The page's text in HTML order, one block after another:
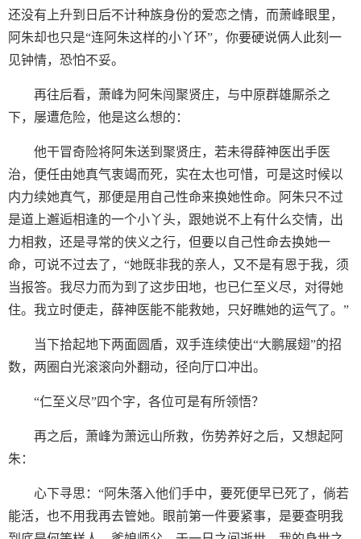
还没有上升到日后不计种族身份的爱恋之情，而萧峰眼里，
阿朱却也只是“连阿朱这样的小丫环”，你要硬说俩人此刻一
见钟情，恐怕不妥。
再往后看，萧峰为阿朱闯聚贤庄，与中原群雄厮杀之
下，屡遭危险，他是这么想的：
他干冒奇险将阿朱送到聚贤庄，若未得薛神医出手医
治，便任由她真气衷竭而死，实在太也可惜，可是这时候以
内力续她真气，那便是用自己性命来换她性命。阿朱只不过
是道上邂逅相逢的一个小丫头，跟她说不上有什么交情，出
力相救，还是寻常的侠义之行，但要以自己性命去换她一
命，可说不过去了，“她既非我的亲人，又不是有恩于我，须
当报答。我尽力而为到了这步田地，也已仁至义尽，对得她
住。我立时便走，薛神医能不能救她，只好瞧她的运气了。”
当下拾起地下两面圆盾，双手连续使出“大鹏展翅”的招
数，两圈白光滚滚向外翻动，径向厅口冲出。
“仁至义尽”四个字，各位可是有所领悟？
再之后，萧峰为萧远山所救，伤势养好之后，又想起阿
朱：
心下寻思：“阿朱落入他们手中，要死便早已死了，倘若
能活，也不用我再去管她。眼前第一件要紧事，是要查明我